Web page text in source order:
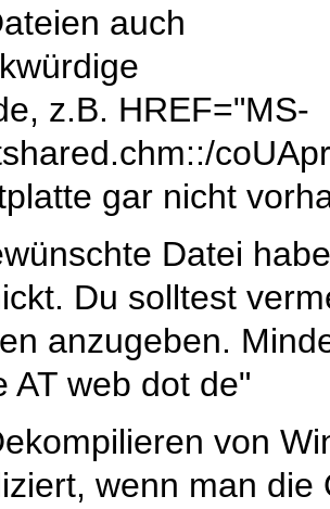
auch
z.B. HREF="MS-
gar nicht
Datei
Du solltest
anzugeben.
AT web dot de"
von
wenn man die